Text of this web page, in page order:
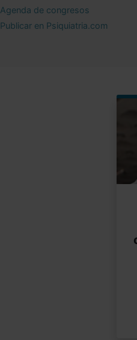
Agenda de congresos
Publicar en Psiquiatria.com